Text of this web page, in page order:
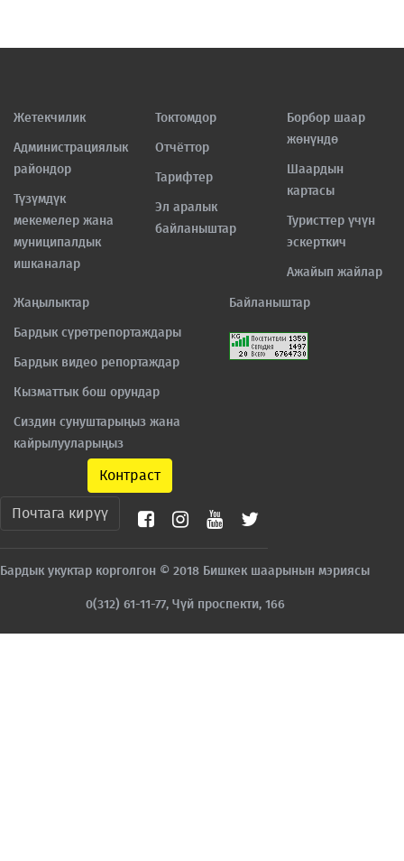
Жетекчилик
Администрациялык
райондор
Түзүмдүк
мекемелер жана
муниципалдык
ишканалар
Токтомдор
Отчёттор
Тарифтер
Эл аралык
байланыштар
Борбор шаар
жөнүндө
Шаардын
картасы
Туристтер үчүн
эскерткич
Ажайып жайлар
Жаңылыктар
Бардык сүрөтрепортаждары
Бардык видео репортаждар
Кызматтык бош орундар
Сиздин сунуштарыңыз жана
кайрылууларыңыз
Байланыштар
Контраст
Почтага кирүү
Бардык укуктар корголгон © 2018 Бишкек шаарынын мэриясы
0(312) 61-11-77, Чүй проспекти, 166